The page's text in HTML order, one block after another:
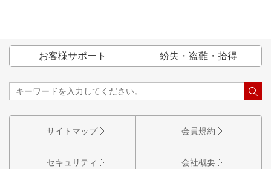
お客様サポート 紛失・盗難・拾得
サイトマップ 会員規約
セキュリティ 会社概要